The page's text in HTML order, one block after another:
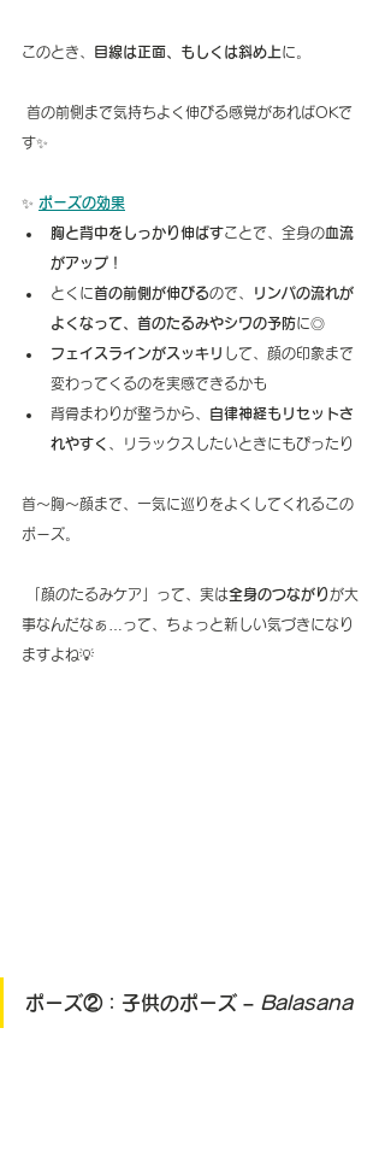
このとき、 目線は正面、もしくは斜め上に。
す✨
✨ ポーズの効果
胸と背中をしっかり伸ばすことで、全身の血流
がアップ！
とくに首の前側が伸びるので、 リンパの流れが
よくなって、首のたるみやシワの予防に◎
フェイスラインがスッキリ して、顔の印象まで
変わってくるのを実感できるかも
背骨まわりが整うから、 自律神経もリセットさ
れやすく 、リラックスしたいときにもぴったり
首〜胸〜顔まで、一気に巡りをよくしてくれるこの
ポーズ。
「顔のたるみケア」って、実は全身のつながり が大
事なんだなぁ…って、ちょっと新しい気づきになり
ますよね💡
ポーズ②：子供のポーズ – Balasana